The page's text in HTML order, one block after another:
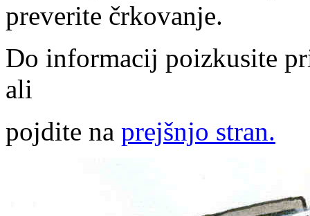
preverite črkovanje.
Do informacij poizkusite
ali
pojdite na prejšnjo stran.